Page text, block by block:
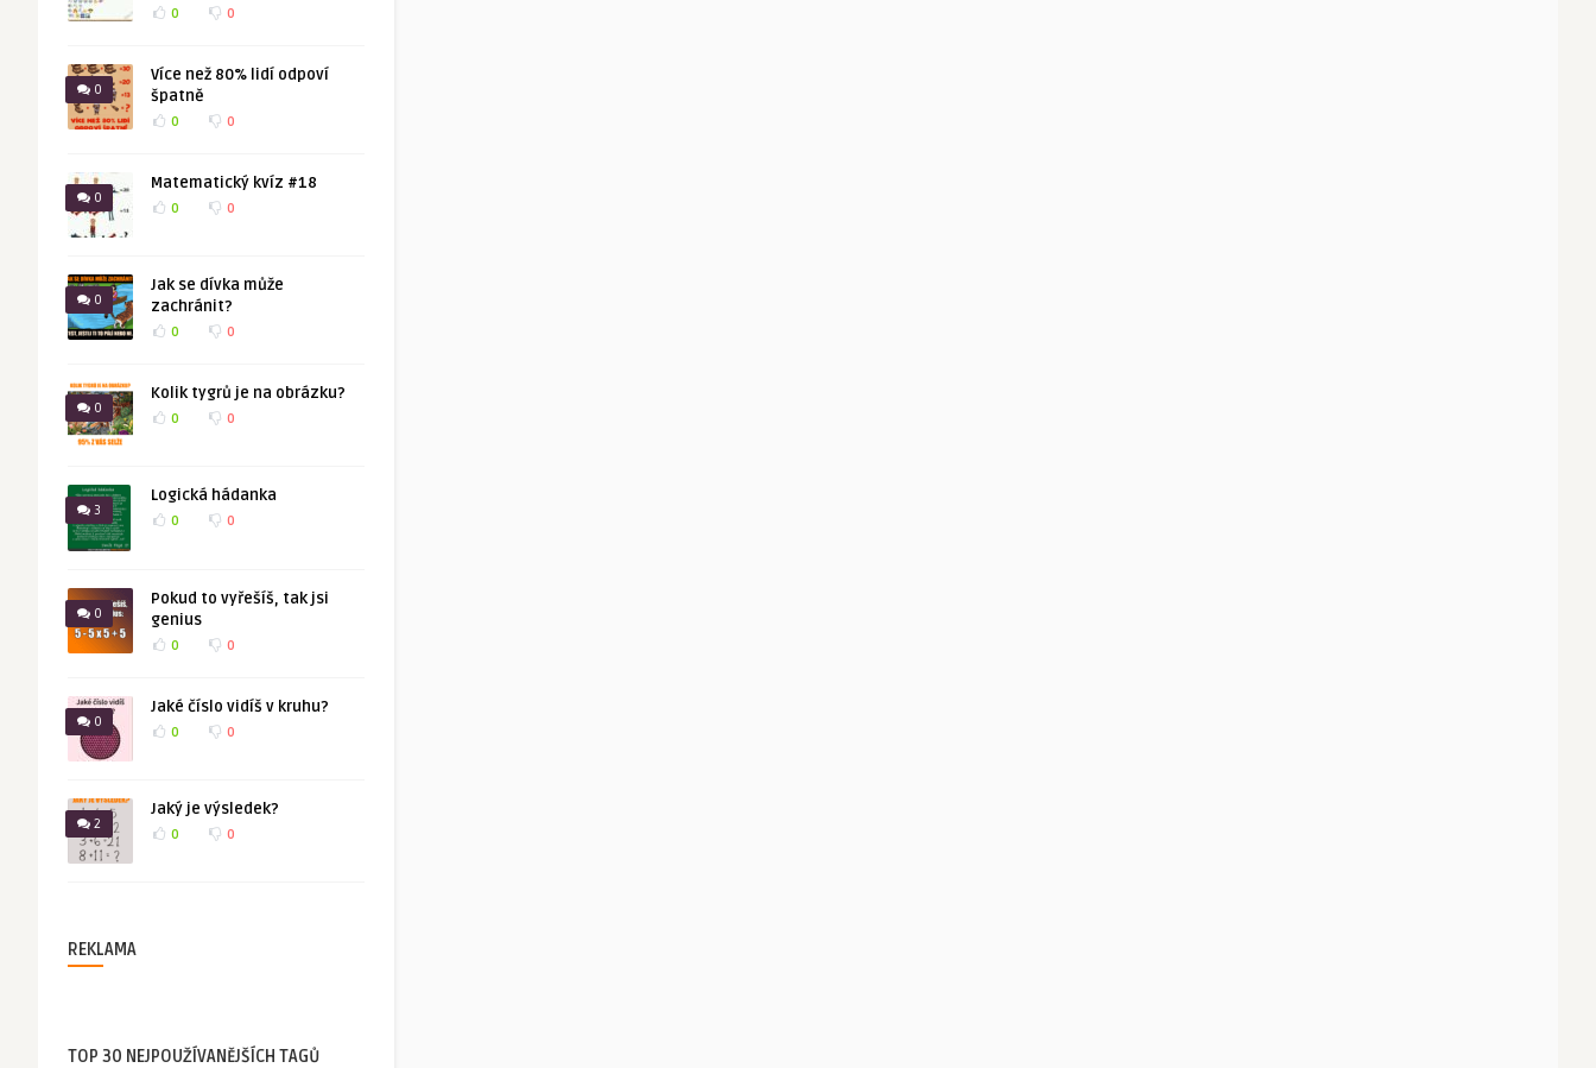
0 0
0
Více než 80% lidí odpoví
špatně
0 0
0
Matematický kvíz #18
0 0
0
Jak se dívka může
zachránit?
0 0
0
Kolik tygrů je na obrázku?
0 0
3
Logická hádanka
0 0
0
Pokud to vyřešíš, tak jsi
genius
0 0
0
Jaké číslo vidíš v kruhu?
0 0
2
Jaký je výsledek?
0 0
REKLAMA
TOP 30 NEJPOUŽÍVANĚJŠÍCH TAGŮ